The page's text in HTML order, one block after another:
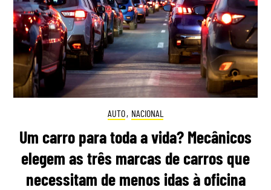
AUTO, NACIONAL
Um carro para toda a vida? Mecânicos
elegem as três marcas de carros que
necessitam de menos idas à oficina